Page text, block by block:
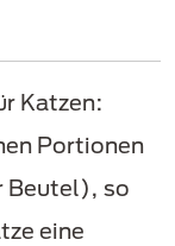
Katzen:
Portionen
Beutel), so
eine